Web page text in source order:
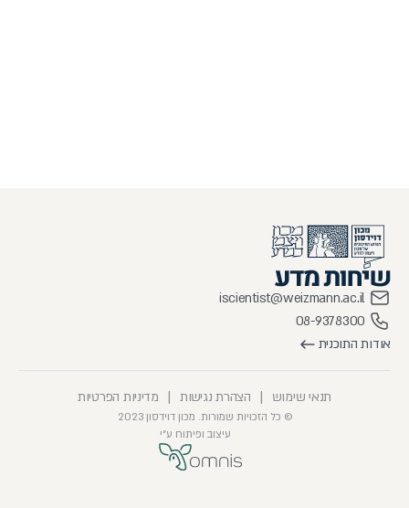
אודות התוכנית
08-9378300
iscientist@weizmann.ac.il
© כל הזכויות שמורות. מכון דוידסון 2023
עיצוב ופיתוח ע״י
תנאי שימוש | הצהרת נגישות | מדיניות הפרטיות